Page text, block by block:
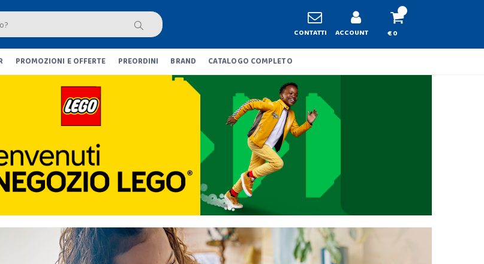
CONTATTI ACCOUNT € 0
PROMOZIONI E OFFERTE PREORDINI BRAND CATALOGO COMPLETO